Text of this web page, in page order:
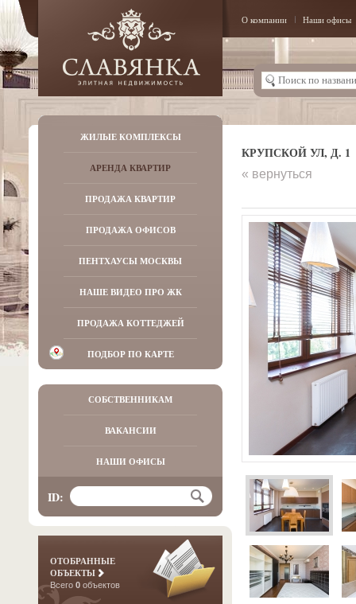
О компании Наши офисы
ЖИЛЫЕ КОМПЛЕКСЫ
АРЕНДА КВАРТИР
ПРОДАЖА КВАРТИР
ПРОДАЖА ОФИСОВ
ПЕНТХАУСЫ МОСКВЫ
НАШЕ ВИДЕО ПРО ЖК
ПРОДАЖА КОТТЕДЖЕЙ
ПОДБОР ПО КАРТЕ
СОБСТВЕННИКАМ
ВАКАНСИИ
НАШИ ОФИСЫ
ID:
ОТОБРАННЫЕ
ОБЪЕКТЫ
Всего 0 объектов
КРУПСКОЙ УЛ, Д. 1
« вернуться